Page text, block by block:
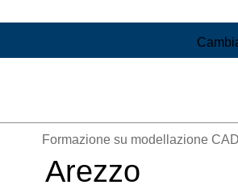
Formazione su modellazione
Arezzo